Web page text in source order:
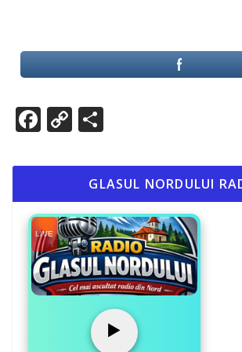
Facebook
CopyPartajează
GLASUL NORDULUI
LIVE
▶️